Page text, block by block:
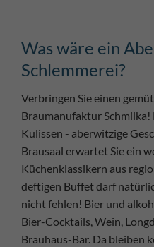
Was wäre ein
Schlemmerei?
Verbringen Sie einen
Braumanufaktur Schmilka!
Kulissen - aberwitzige
Brausaal erwartet Sie ein
Küchenklassikern aus
deftigen Buffet darf
nicht fehlen! Bier und
Bier-Cocktails, Wein,
Brauhaus-Bar. Da bleiben